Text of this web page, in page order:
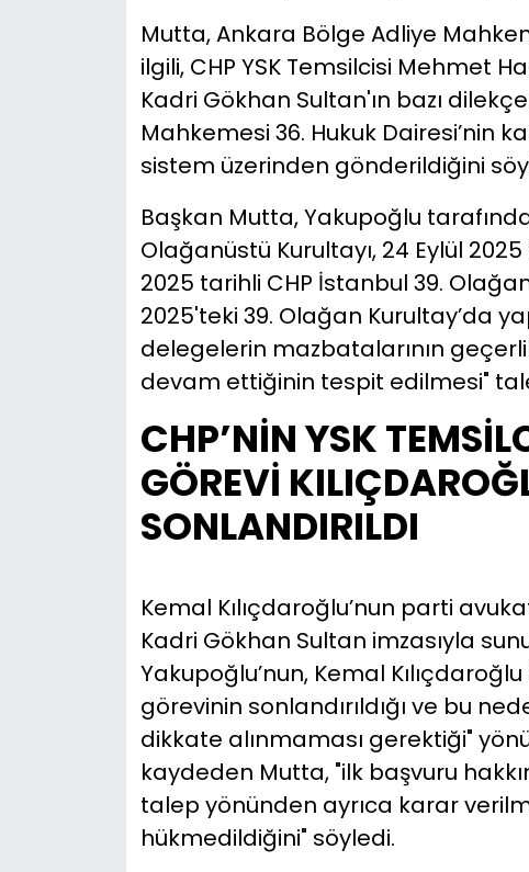
Mutta, Ankara Bölge Adliye
ilgili, CHP YSK Temsilcisi Mehmet
Kadri Gökhan Sultan'ın bazı
Mahkemesi 36. Hukuk Dairesi’nin
sistem üzerinden gönderildiğini
Başkan Mutta, Yakupoğlu
Olağanüstü Kurultayı, 24 Eylül
2025 tarihli CHP İstanbul 39.
2025'teki 39. Olağan Kurultay’da
delegelerin mazbatalarının
devam ettiğinin tespit edilmesi"
CHP’NİN YSK
GÖREVİ
SONLANDIRILDI
Kemal Kılıçdaroğlu’nun parti
Kadri Gökhan Sultan imzasıyla
Yakupoğlu’nun, Kemal
görevinin sonlandırıldığı ve bu
dikkate alınmaması gerektiği"
kaydeden Mutta, "ilk başvuru
talep yönünden ayrıca karar
hükmedildiğini" söyledi.